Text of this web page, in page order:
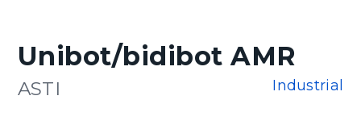
Unibot/bidibot AMR
ASTI Industrial